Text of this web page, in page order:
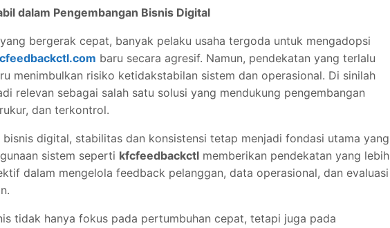
dalam Pengembangan Bisnis Digital
bergerak cepat, banyak pelaku usaha tergoda untuk mengadopsi
baru secara agresif. Namun, pendekatan yang terlalu
menimbulkan risiko ketidakstabilan sistem dan operasional. Di sinilah
relevan sebagai salah satu solusi yang mendukung pengembangan
dan terkontrol.
digital, stabilitas dan konsistensi tetap menjadi fondasi utama yang
sistem seperti kfcfeedbackctl memberikan pendekatan yang lebih
dalam mengelola feedback pelanggan, data operasional, dan evaluasi
tidak hanya fokus pada pertumbuhan cepat, tetapi juga pada